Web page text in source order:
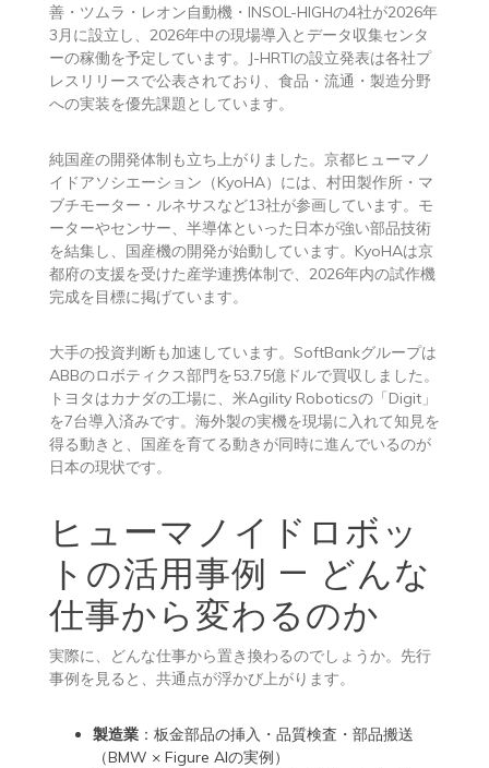
善・ツムラ・レオン自動機・INSOL-HIGHの4社が2026年
3月に設立し、2026年中の現場導入とデータ収集センタ
ーの稼働を予定しています。J-HRTIの設立発表は各社プ
レスリリースで公表されており、食品・流通・製造分野
への実装を優先課題としています。
純国産の開発体制も立ち上がりました。京都ヒューマノ
イドアソシエーション（KyoHA）には、村田製作所・マ
ブチモーター・ルネサスなど13社が参画しています。モ
ーターやセンサー、半導体といった日本が強い部品技術
を結集し、国産機の開発が始動しています。KyoHAは京
都府の支援を受けた産学連携体制で、2026年内の試作機
完成を目標に掲げています。
大手の投資判断も加速しています。SoftBankグループは
ABBのロボティクス部門を53.75億ドルで買収しました。
トヨタはカナダの工場に、米Agility Roboticsの「Digit」
を7台導入済みです。海外製の実機を現場に入れて知見を
得る動きと、国産を育てる動きが同時に進んでいるのが
日本の現状です。
ヒューマノイドロボッ
トの活用事例 — どんな
仕事から変わるのか
実際に、どんな仕事から置き換わるのでしょうか。先行
事例を見ると、共通点が浮かび上がります。
製造業：板金部品の挿入・品質検査・部品搬送
（BMW × Figure AIの実例）